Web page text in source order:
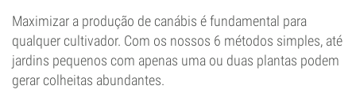
Maximizar a produção de canábis é fundamental para
qualquer cultivador. Com os nossos 6 métodos simples, até
jardins pequenos com apenas uma ou duas plantas podem
gerar colheitas abundantes.